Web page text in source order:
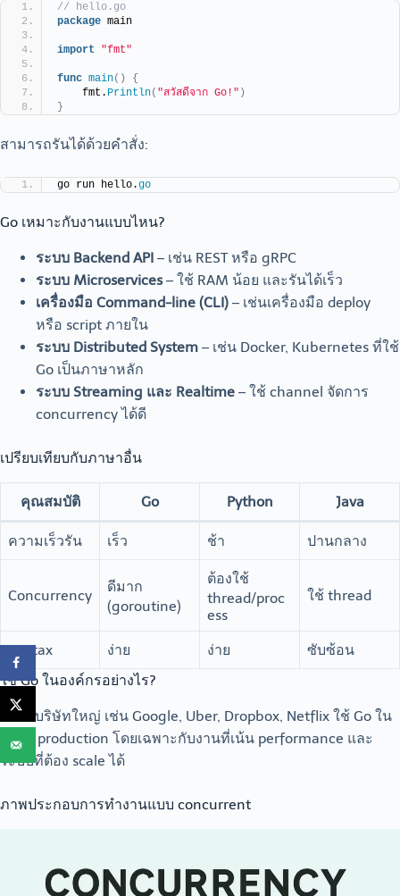
// hello.go
package main
import "fmt"
func main()
{
    fmt.
Println( "สวัสดีจาก Go!" )
}
สามารถรันได้ด้วยคำสั่ง:
go run hello.go
Go เหมาะกับงานแบบไหน?
ระบบ Backend API – เช่น REST หรือ gRPC
ระบบ Microservices– ใช้ RAM น้อย และรันได้เร็ว
เครื่องมือ Command-line (CLI) – เช่นเครื่องมือ deploy
หรือ script ภายใน
ระบบ Distributed System – เช่น Docker, Kubernetes ที่ใช้
Go เป็นภาษาหลัก
ระบบ Streaming และ Realtime – ใช้ channel จัดการ
concurrency ได้ดี
เปรียบเทียบกับภาษาอื่น
คุณสมบัติ Go Python Java
ความเร็วรัน เร็ว ช้า ปานกลาง
Concurrency
ดีมาก
(goroutine)
ต้องใช้
thread/proc
ess
ใช้ thread
Syntax ง่าย ง่าย
ซับซ้อน
ใช้ Go ในองค์กรอย่างไร?
หลายบริษัทใหญ่ เช่น Google, Uber, Dropbox, Netflix ใช้ Go ใน
ระบบ production โดยเฉพาะกับงานที่เน้น performance และ
ระบบที่ต้อง scale ได้
ภาพประกอบการทำงานแบบ concurrent